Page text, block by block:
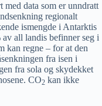
med data som er unndratt
regionalt
ismengde i Antarktis
all landis befinner seg i
kan regne – for at den
fra isen i
fra sola og skydekket
CO2 kan ikke